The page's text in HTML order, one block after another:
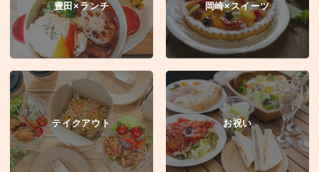
豊田×ランチ 岡崎×スイーツ
テイクアウト お祝い